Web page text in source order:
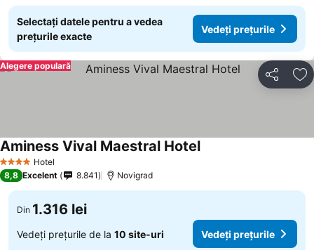
Selectați datele pentru a vedea
prețurile exacte
Vedeți prețurile
Distribuiți
Alegere populară
4 Stele Hotel
Aminess Vival Maestral HotelVedeți prețurile
8,8 Excelent 8.841 Novigrad
Din 1.316 lei
Vedeți prețurile de la 10 site-uri Vedeți prețurile